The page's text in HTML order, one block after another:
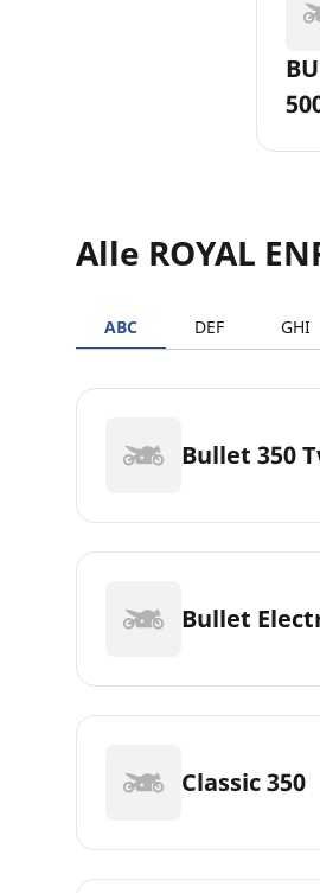
Alle ROYAL
ABC DEF GHI
Bullet 350
Bullet
Classic 350